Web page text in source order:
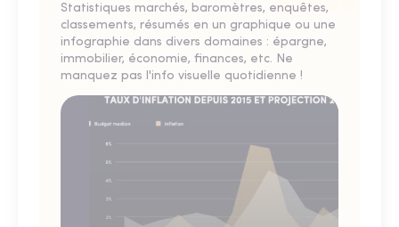
Statistiques marchés, baromètres, enquêtes,
classements, résumés en un graphique ou une
infographie dans divers domaines : épargne,
immobilier, économie, finances, etc. Ne
manquez pas l'info visuelle quotidienne !